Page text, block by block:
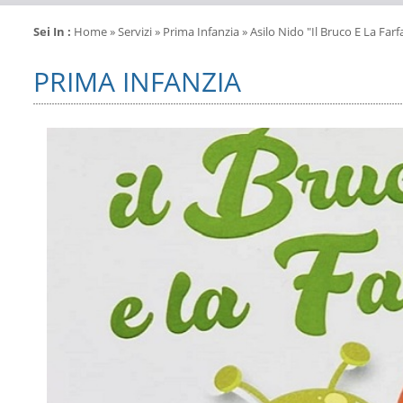
Sei In : Home»Servizi» Prima Infanzia» Asilo Nido "il Bruco E La
PRIMA INFANZIA